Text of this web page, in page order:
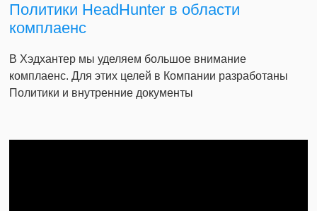
Политики HeadHunter в области
комплаенс
В Хэдхантер мы уделяем большое внимание
комплаенс. Для этих целей в Компании разработаны
Политики и внутренние документы